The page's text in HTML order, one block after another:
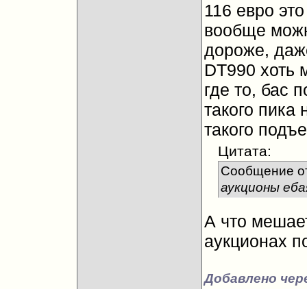
116 евро
вообще
дороже,
DT990 хоть
где то, бас
такого пика
такого
Цитата:
Сообщение
аукционы
А что
аукционах
Добавлено